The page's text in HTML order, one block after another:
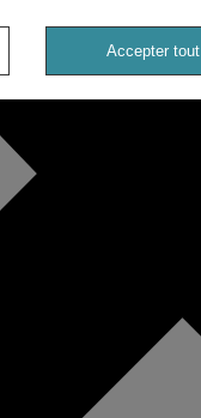
Accepter tout